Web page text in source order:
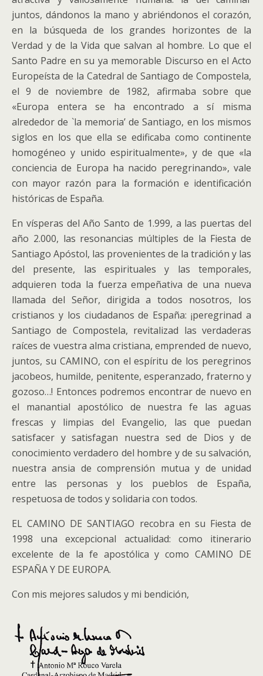
juntos, dándonos la mano y abriéndonos el corazón,
en la búsqueda de los grandes horizontes de la
Verdad y de la Vida que salvan al hombre. Lo que el
Santo Padre en su ya memorable Discurso en el Acto
Europeísta de la Catedral de Santiago de Compostela,
el 9 de noviembre de 1982, afirmaba sobre que
«Europa entera se ha encontrado a sí misma
alrededor de `la memoria’ de Santiago, en los mismos
siglos en los que ella se edificaba como continente
homogéneo y unido espiritualmente», y de que «la
conciencia de Europa ha nacido peregrinando», vale
con mayor razón para la formación e identificación
históricas de España.
En vísperas del Año Santo de 1.999, a las puertas del
año 2.000, las resonancias múltiples de la Fiesta de
Santiago Apóstol, las provenientes de la tradición y las
del presente, las espirituales y las temporales,
adquieren toda la fuerza empeñativa de una nueva
llamada del Señor, dirigida a todos nosotros, los
cristianos y los ciudadanos de España: ¡peregrinad a
Santiago de Compostela, revitalizad las verdaderas
raíces de vuestra alma cristiana, emprended de nuevo,
juntos, su CAMINO, con el espíritu de los peregrinos
jacobeos, humilde, penitente, esperanzado, fraterno y
gozoso…! Entonces podremos encontrar de nuevo en
el manantial apostólico de nuestra fe las aguas
frescas y limpias del Evangelio, las que puedan
satisfacer y satisfagan nuestra sed de Dios y de
conocimiento verdadero del hombre y de su salvación,
nuestra ansia de comprensión mutua y de unidad
entre las personas y los pueblos de España,
respetuosa de todos y solidaria con todos.
EL CAMINO DE SANTIAGO recobra en su Fiesta de
1998 una excepcional actualidad: como itinerario
excelente de la fe apostólica y como CAMINO DE
ESPAÑA Y DE EUROPA.
Con mis mejores saludos y mi bendición,